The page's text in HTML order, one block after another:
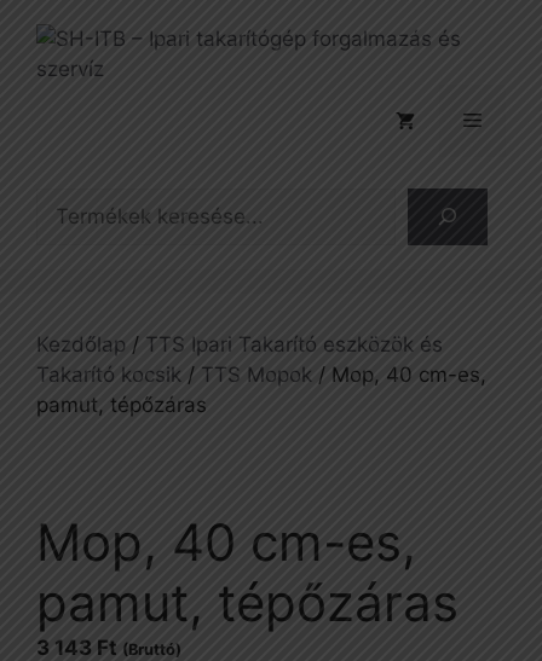
tartalomba
Menü
Kezdőlap / TTS Ipari Takarító eszközök és
Takarító kocsik / TTS Mopok / Mop, 40 cm-es,
pamut, tépőzáras
Mop, 40 cm-es,
pamut, tépőzáras
3 143 Ft (Bruttó)